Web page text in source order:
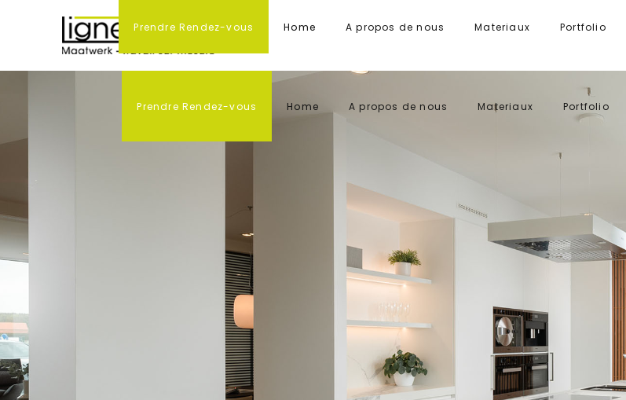
Prendre Rendez-vous Home A propos de nous Materiaux Portfolio
Prendre Rendez-vous Home A propos de nous Materiaux Portfolio